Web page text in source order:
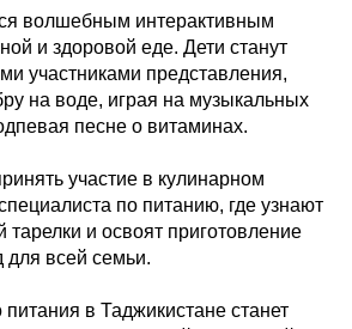
волшебным интерактивным
и здоровой еде. Дети станут
участниками представления,
на воде, играя на музыкальных
песне о витаминах.
участие в кулинарном
по питанию, где узнают
тарелки и освоят приготовление
для всей семьи.
в Таджикистане станет